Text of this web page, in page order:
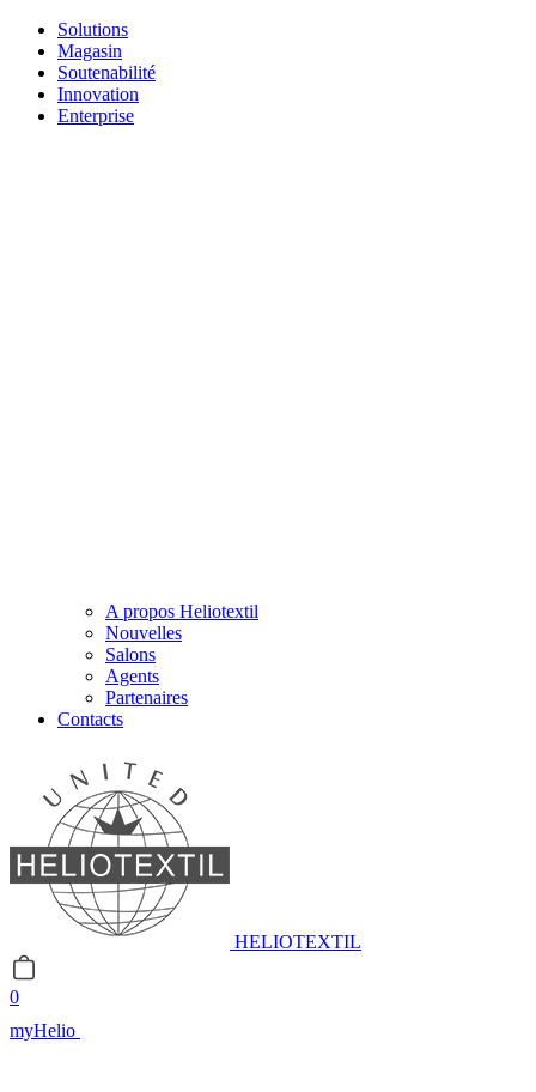
Solutions
Magasin
Soutenabilité
Innovation
Enterprise
A propos Heliotextil
Nouvelles
Salons
Agents
Partenaires
Contacts
HELIOTEXTIL
0
myHelio